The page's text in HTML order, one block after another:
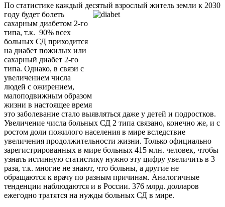
По статистике каждый десятый взрослый житель земли к 2030
году будет болеть
сахарным диабетом 2-го
типа, т.к. 90% всех
больных СД приходится
на диабет пожилых или
сахарный диабет 2-го
типа. Однако, в связи с
увеличением числа
людей с ожирением,
малоподвижным образом
жизни в настоящее время
это заболевание стало выявляться даже у детей и подростков.
Увеличение числа больных СД 2 типа связано, конечно же, и с
ростом доли пожилого населения в мире вследствие
увеличения продолжительности жизни. Только официально
зарегистрированных в мире больных 415 млн. человек, чтобы
узнать истинную статистику нужно эту цифру увеличить в 3
раза, т.к. многие не знают, что больны, а другие не
обращаются к врачу по разным причинам. Аналогичные
тенденции наблюдаются и в России. 376 млрд. долларов
ежегодно тратятся на нужды больных СД в мире.